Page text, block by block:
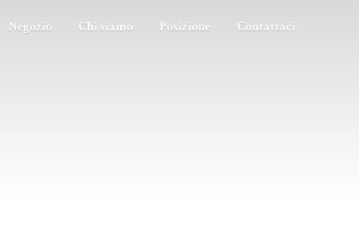
Negozio Chi siamo Posizione Contattaci